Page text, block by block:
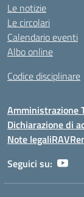
Le notizie
Le circolari
Calendario eventi
Albo online
Codice disciplinare
Amministrazione
Dichiarazione di
Note legaliRAV
Seguici su: